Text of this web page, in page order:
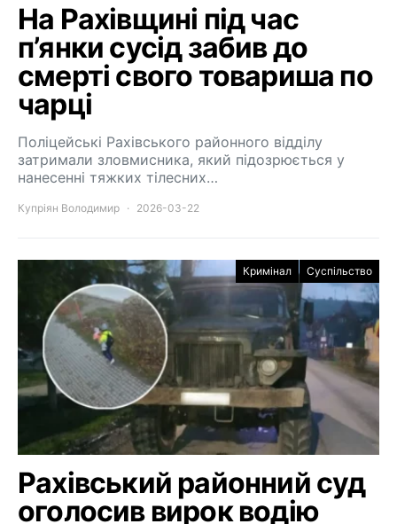
На Рахівщині під час
п’янки сусід забив до
смерті свого товариша по
чарці
Поліцейські Рахівського районного відділу
затримали зловмисника, який підозрюється у
нанесенні тяжких тілесних…
Купріян Володимир 2026-03-22
Кримінал Суспільство
Рахівський районний суд
оголосив вирок водію